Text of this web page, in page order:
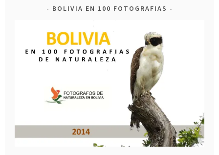
BOLIVIA EN 100 FOTOGRAFIAS